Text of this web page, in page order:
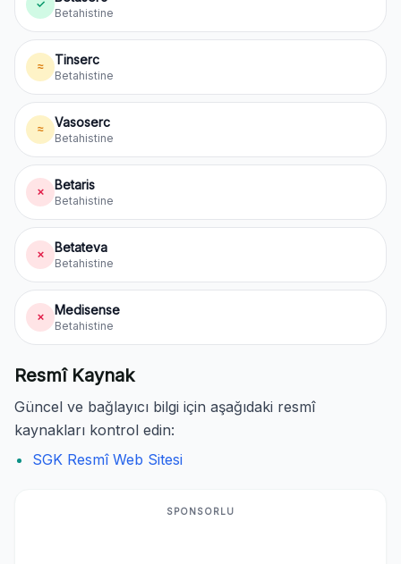
✓
Betahistine
≈ Tinserc
Betahistine
≈ Vasoserc
Betahistine
✗ Betaris
Betahistine
✗ Betateva
Betahistine
✗ Medisense
Betahistine
Resmî Kaynak
Güncel ve bağlayıcı bilgi için aşağıdaki resmî
kaynakları kontrol edin:
SGK Resmî Web Sitesi
SPONSORLU